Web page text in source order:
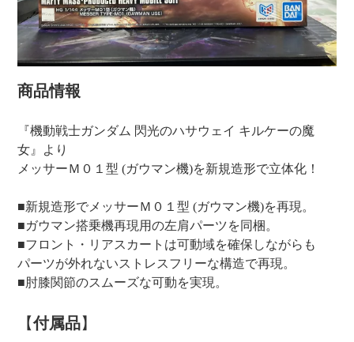
商品情報
『機動戦士ガンダム 閃光のハサウェイ キルケーの魔
女』より
メッサーＭ０１型 (ガウマン機)を新規造形で立体化！
■新規造形でメッサーＭ０１型 (ガウマン機)を再現。
■ガウマン搭乗機再現用の左肩パーツを同梱。
■フロント・リアスカートは可動域を確保しながらも
パーツが外れないストレスフリーな構造で再現。
■肘膝関節のスムーズな可動を実現。
【付属品】